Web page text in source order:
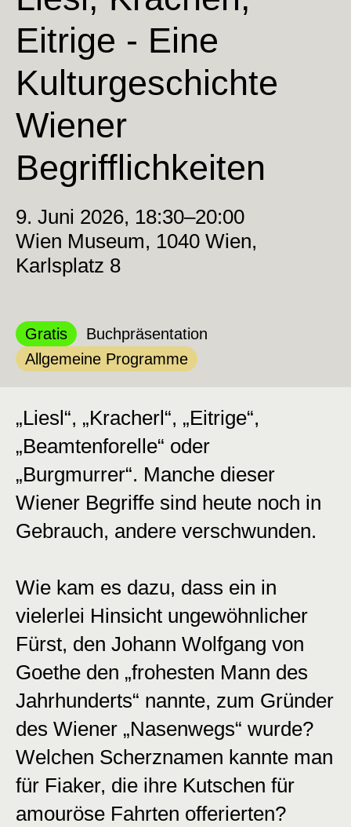
Eitrige - Eine
Kulturgeschichte
Wiener
Begrifflichkeiten
9. Juni 2026, 18:30–20:00
Wien Museum, 1040 Wien,
Karlsplatz 8
Kategorie:
Gratis Kategorie:
Buchpräsentation
Kategorie:
Allgemeine Programme
„Liesl“, „Kracherl“, „Eitrige“,
„Beamtenforelle“ oder
„Burgmurrer“. Manche dieser
Wiener Begriffe sind heute noch in
Gebrauch, andere verschwunden.
Wie kam es dazu, dass ein in
vielerlei Hinsicht ungewöhnlicher
Fürst, den Johann Wolfgang von
Goethe den „frohesten Mann des
Jahrhunderts“ nannte, zum Gründer
des Wiener „Nasenwegs“ wurde?
Welchen Scherznamen kannte man
für Fiaker, die ihre Kutschen für
amouröse Fahrten offerierten?